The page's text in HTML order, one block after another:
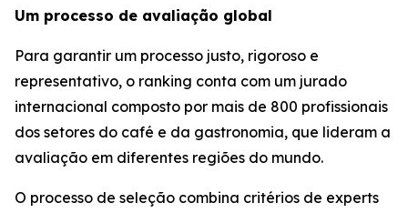
Um processo de avaliação global
Para garantir um processo justo, rigoroso e
representativo, o ranking conta com um jurado
internacional composto por mais de 800 profissionais
dos setores do café e da gastronomia, que lideram a
avaliação em diferentes regiões do mundo.
O processo de seleção combina critérios de experts